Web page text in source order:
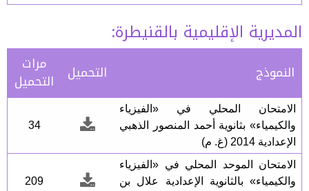
المديرية الإقليمية بالقنيطرة:
النموذج التحميل مرات
التحميل
الامتحان المحلي في «الفيزياء
والكيمياء» بثانوية أحمد المنصور الذهبي
الإعدادية 2014 (غ. م)
34
الامتحان الموحد المحلي في «الفيزياء
والكيمياء» بالثانوية الإعدادية علال بن
209